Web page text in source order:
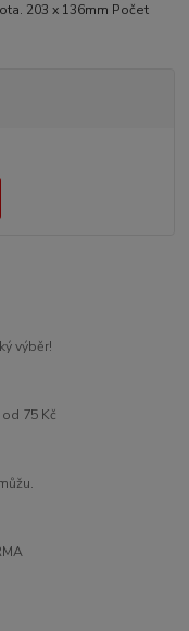
203 x 136mm Počet
výběr!
75 Kč